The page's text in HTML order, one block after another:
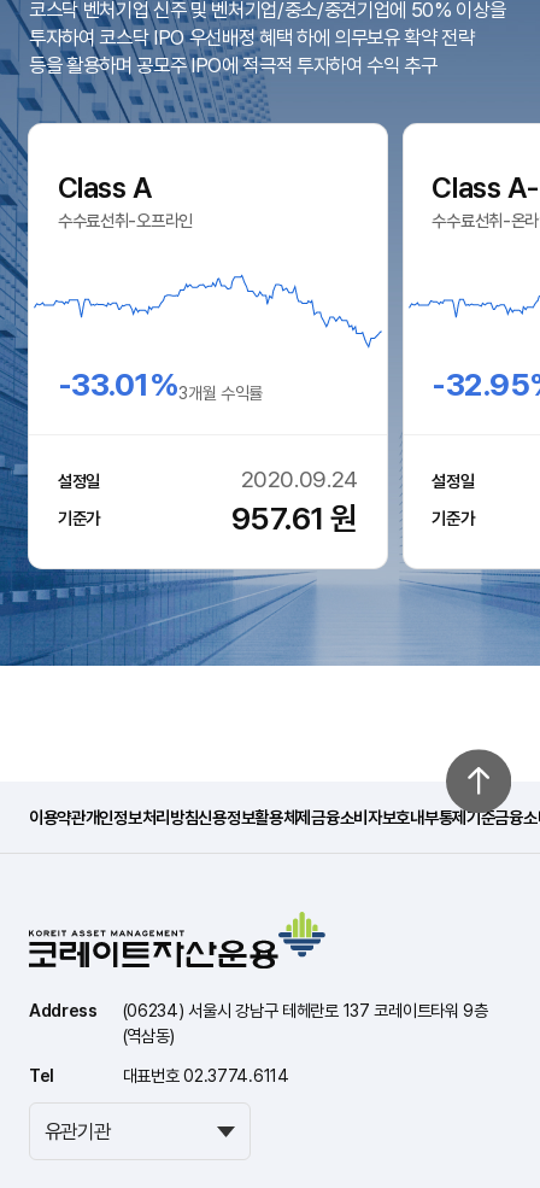
코스닥 벤처기업 신주 및 벤처기업/중소/중견기업에 50% 이상을
투자하여 코스닥 IPO 우선배정 혜택 하에 의무보유 확약 전략
등을 활용하며 공모주 IPO에 적극적 투자하여 수익 추구
Class A
수수료선취-오프라인
-33.01%3개월 수익률
설정일 2020.09.24
기준가 957.61원
Class
수수료선취-온
-
설정일
기준가
이용약관개인정보처리방침신용정보활용체제금융소비자보호내부통제기준금융
Address
(06234) 서울시 강남구 테헤란로 137 코레이트타워 9층
(역삼동)
Tel
대표번호 02.3774.6114